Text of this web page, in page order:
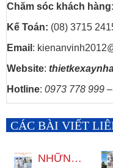
Chăm sóc khách hàng
Kế Toán: (08) 3715
Email :
Website:
Hotline: 0973 778 999
CÁC BÀI VIẾT
NHỮNG MẪU NHÀ 2 MẶT TIỀN 2 3 4 TẦNG ĐƯỢC ƯA CHUỘNG